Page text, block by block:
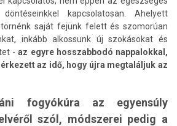
kapcsolatosan. Ahelyett
saját fejünk felett és szomorúan
inkább alkossunk új szokásokat és
-az egyre hosszabbodó nappalokkal,
az idő, hogy újra megtaláljuk az
fogyókúra az egyensúly
szól, módszerei pedig a